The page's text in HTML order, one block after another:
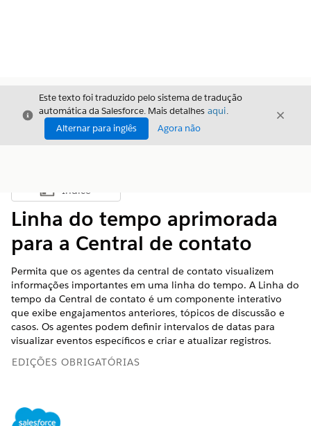
Fechar
Este texto foi traduzido pelo sistema de tradução
automática da Salesforce. Mais detalhes aqui.
Alternar para inglês
Agora não
Fechar
Mostrar índice
Índice
Linha do tempo aprimorada
para a Central de contato
Permita que os agentes da central de contato visualizem
informações importantes em uma linha do tempo. A Linha do
tempo da Central de contato é um componente interativo
que exibe engajamentos anteriores, tópicos de discussão e
casos. Os agentes podem definir intervalos de datas para
visualizar eventos específicos e criar e atualizar registros.
EDIÇÕES OBRIGATÓRIAS
Disponível em: Edições